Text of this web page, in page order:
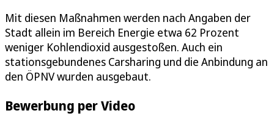
Mit diesen Maßnahmen werden nach Angaben der
Stadt allein im Bereich Energie etwa 62 Prozent
weniger Kohlendioxid ausgestoßen. Auch ein
stationsgebundenes Carsharing und die Anbindung an
den ÖPNV wurden ausgebaut.
Bewerbung per Video